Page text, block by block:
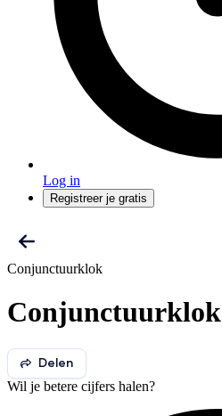
Log in
Registreer je gratis
Conjunctuurklok
Conjunctuurklok
Delen
Wil je betere cijfers halen?